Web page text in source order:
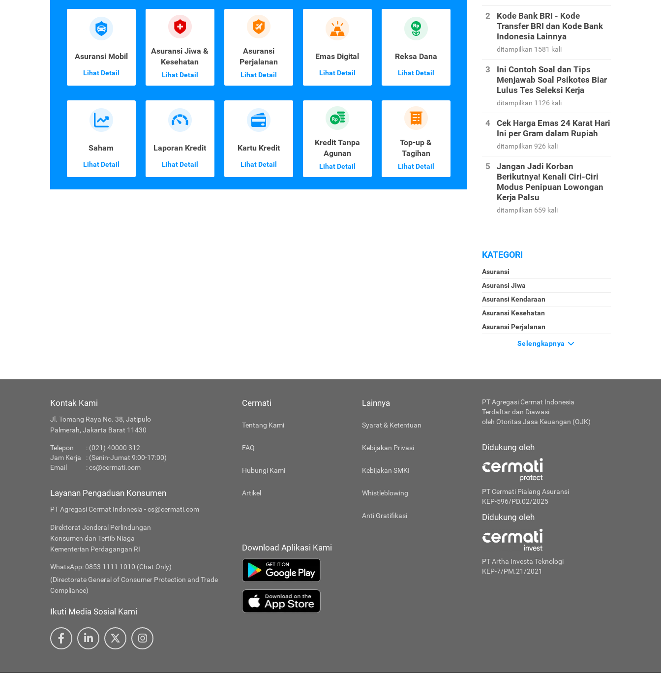
Asuransi Mobil
Lihat Detail
Asuransi Jiwa &
Kesehatan
Lihat Detail
Asuransi
Perjalanan
Lihat Detail
Emas Digital
Lihat Detail
Reksa Dana
Lihat Detail
Saham
Lihat Detail
Laporan Kredit
Lihat Detail
Kartu Kredit
Lihat Detail
Kredit Tanpa
Agunan
Lihat Detail
Top-up &
Tagihan
Lihat Detail
Kode Bank BRI - Kode
Transfer BRI dan Kode Bank
Indonesia Lainnya
ditampilkan 1581 kali
Ini Contoh Soal dan Tips
Menjawab Soal Psikotes Biar
Lulus Tes Seleksi Kerja
ditampilkan 1126 kali
Cek Harga Emas 24 Karat Hari
Ini per Gram dalam Rupiah
ditampilkan 926 kali
Jangan Jadi Korban
Berikutnya! Kenali Ciri-Ciri
Modus Penipuan Lowongan
Kerja Palsu
ditampilkan 659 kali
KATEGORI
Asuransi
Asuransi Jiwa
Asuransi Kendaraan
Asuransi Kesehatan
Asuransi Perjalanan
Selengkapnya
Kontak Kami
Jl. Tomang Raya No. 38, Jatipulo
Palmerah, Jakarta Barat 11430
Telepon
: (021) 40000 312
Jam Kerja
: (Senin-Jumat 9:00-17:00)
Email
:cs@cermati.com
Layanan Pengaduan Konsumen
PT Agregasi Cermat Indonesia - cs@cermati.com
Direktorat Jenderal Perlindungan
Konsumen dan Tertib Niaga
Kementerian Perdagangan RI
WhatsApp: 0853 1111 1010 (Chat Only)
(Directorate General of Consumer Protection and Trade
Compliance)
Ikuti Media Sosial Kami
Cermati
Tentang Kami
FAQ
Hubungi Kami
Artikel
Lainnya
Syarat & Ketentuan
Kebijakan Privasi
Kebijakan SMKI
Whistleblowing
Anti Gratifikasi
Download Aplikasi Kami
PT Agregasi Cermat Indonesia
Terdaftar dan Diawasi
oleh Otoritas Jasa Keuangan (OJK)
Didukung oleh
PT Cermati Pialang Asuransi
KEP-596/PD.02/2025
Didukung oleh
PT Artha Investa Teknologi
KEP-7/PM.21/2021